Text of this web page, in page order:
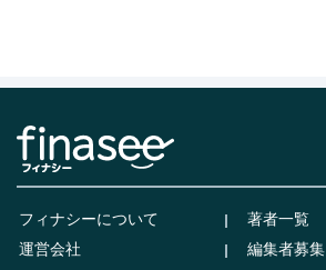
フィナシーについて
著者一覧
運営会社
編集者募集